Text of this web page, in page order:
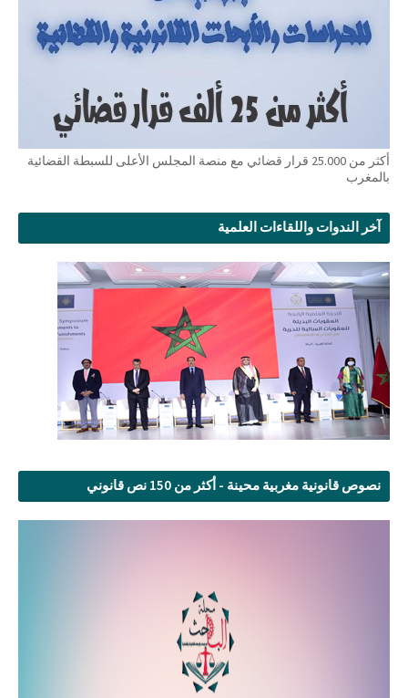
أكثر من 25.000 قرار قضائي مع منصة المجلس الأعلى للسبطة القضائية
بالمغرب
آخر الندوات واللقاءات العلمية
نصوص قانونية مغربية محينة - أكثر من 150 نص قانوني